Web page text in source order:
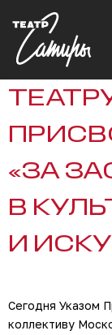
«ЗА
В
И
Сегодня Указом
коллективу